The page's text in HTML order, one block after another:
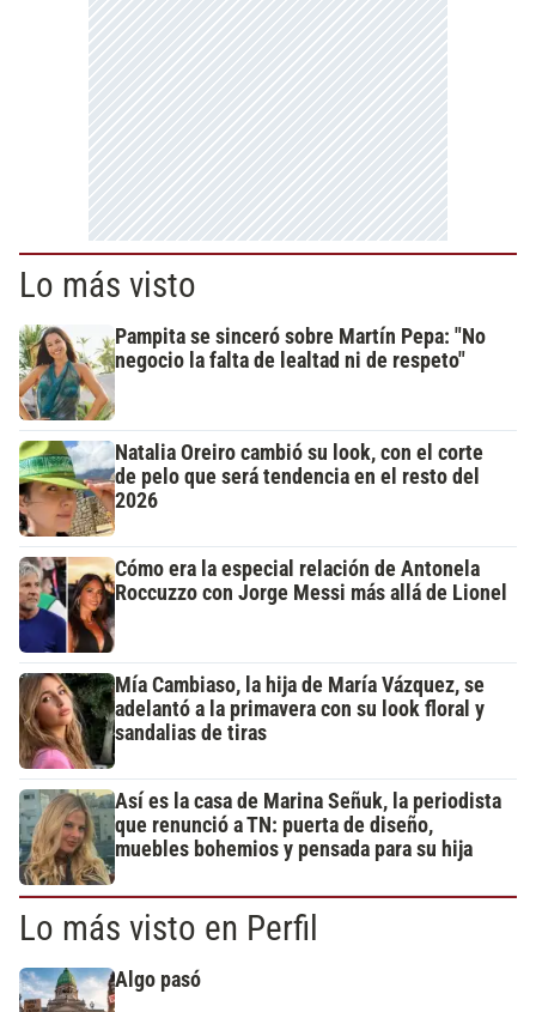
Lo más visto
Pampita se sinceró sobre Martín Pepa: "No
negocio la falta de lealtad ni de respeto"
Natalia Oreiro cambió su look, con el corte
de pelo que será tendencia en el resto del
2026
Cómo era la especial relación de Antonela
Roccuzzo con Jorge Messi más allá de Lionel
Mía Cambiaso, la hija de María Vázquez, se
adelantó a la primavera con su look floral y
sandalias de tiras
Así es la casa de Marina Señuk, la periodista
que renunció a TN: puerta de diseño,
muebles bohemios y pensada para su hija
Lo más visto en Perfil
Algo pasó